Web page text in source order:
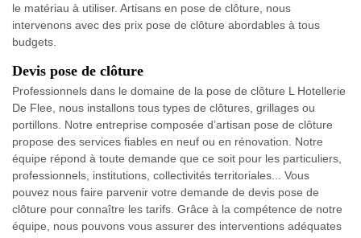
le matériau à utiliser. Artisans en pose de clôture, nous
intervenons avec des prix pose de clôture abordables à tous
budgets.
Devis pose de clôture
Professionnels dans le domaine de la pose de clôture L Hotellerie
De Flee, nous installons tous types de clôtures, grillages ou
portillons. Notre entreprise composée d’artisan pose de clôture
propose des services fiables en neuf ou en rénovation. Notre
équipe répond à toute demande que ce soit pour les particuliers,
professionnels, institutions, collectivités territoriales... Vous
pouvez nous faire parvenir votre demande de devis pose de
clôture pour connaître les tarifs. Grâce à la compétence de notre
équipe, nous pouvons vous assurer des interventions adéquates